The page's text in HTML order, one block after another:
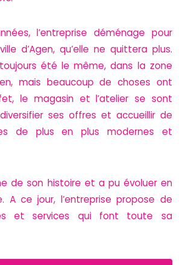
l’entreprise déménage pour
d’Agen, qu’elle ne quittera plus.
été le même, dans la zone
mais beaucoup de choses ont
le magasin et l’atelier se sont
ses offres et accueillir de
de plus en plus modernes et
de son histoire et a pu évoluer en
A ce jour, l’entreprise propose de
et services qui font toute sa